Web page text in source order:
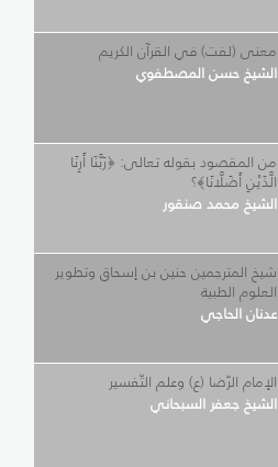
معنى (لفت) في القرآن الكريم
الشيخ حسن المصطفوي
من المقصود بقوله تعالى: ﴿رَبَّنَا أَرِنَا
الَّذَيْنِ أَضَلَّانَا﴾؟
الشيخ محمد صنقور
شيخ المترجمين حنين بن إسحاق وتطوير
العلوم الطبية
عدنان الحاجي
الإمام الرّضا (ع) وعلم التّفسير
الشيخ جعفر السبحاني